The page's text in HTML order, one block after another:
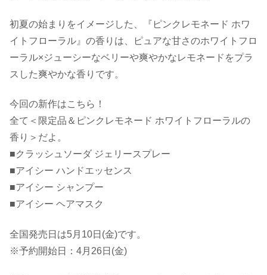
初夏の始まりをイメージした、『ピンクレモネード ホワ
イトフローラル』の香りは、ピュアな甘さのホワイトフロ
ーラル×ジューシーなベリーや爽やかなレモネードをプラ
スした爽やかな香りです。
今回の新作はこちら！
全て＜限定品＆ピンクレモネード ホワイトフローラルの
香り＞だよ。
■クラッシュソーダ ジェリースプレー
■アイシー ハンドエッセンス
■アイシー シャンプー
■アイシー ヘアマスク
全国発売日は5月10日(金)です。
※予約開始日：4月26日(金)